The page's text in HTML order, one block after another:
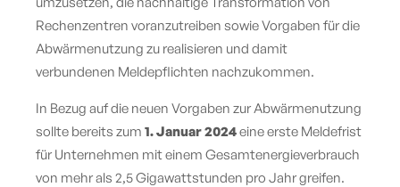
Rechenzentren voranzutreiben sowie Vorgaben für die
Abwärmenutzung zu realisieren und damit
verbundenen Meldepflichten nachzukommen.
In Bezug auf die neuen Vorgaben zur Abwärmenutzung
sollte bereits zum 1. Januar 2024eine erste Meldefrist
für Unternehmen mit einem Gesamtenergieverbrauch
von mehr als 2,5 Gigawattstunden pro Jahr greifen.